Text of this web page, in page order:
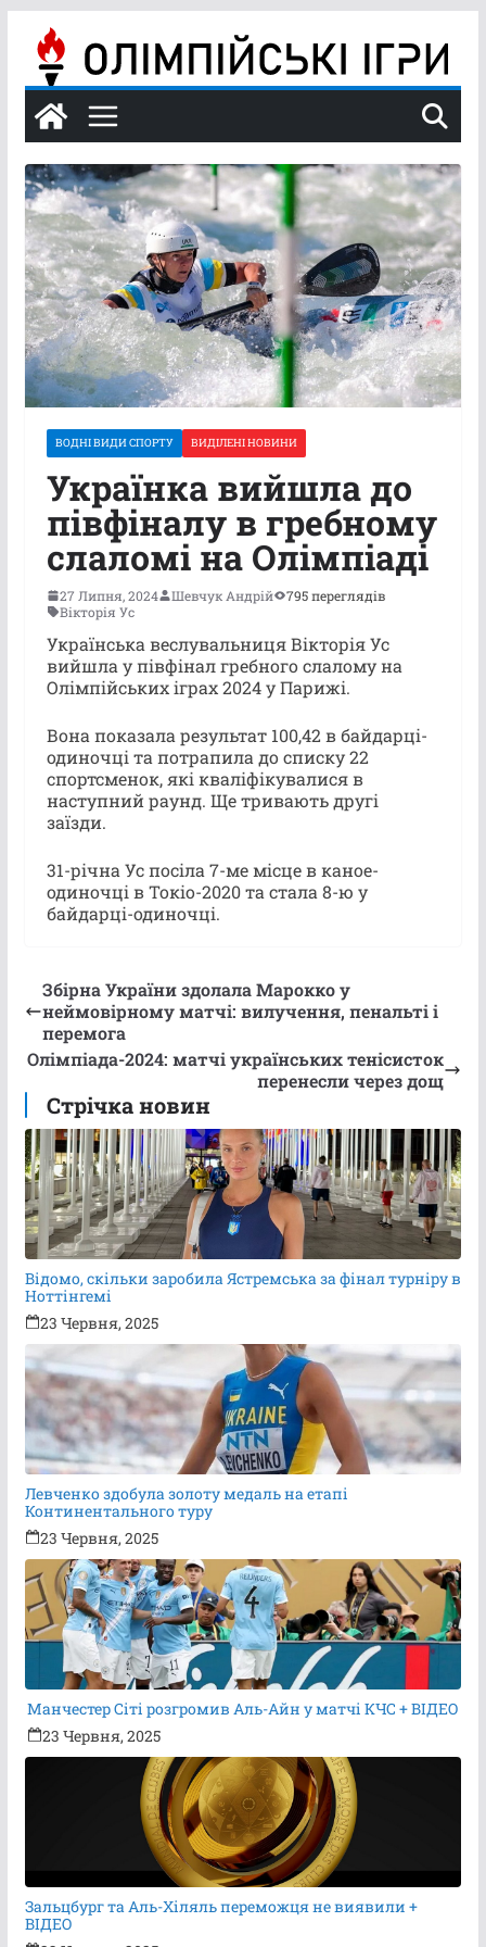
вмісту
ВОДНІ ВИДИ СПОРТУ ВИДІЛЕНІ НОВИНИ
Українка вийшла до
півфіналу в гребному
слаломі на Олімпіаді
27 Липня, 2024 Шевчук Андрій
795 переглядів
Вікторія Ус
Українська веслувальниця Вікторія Ус
вийшла у півфінал гребного слалому на
Олімпійських іграх 2024 у Парижі.
Вона показала результат 100,42 в байдарці-
одиночці та потрапила до списку 22
спортсменок, які кваліфікувалися в
наступний раунд. Ще тривають другі
заїзди.
31-річна Ус посіла 7-ме місце в каное-
одиночці в Токіо-2020 та стала 8-ю у
байдарці-одиночці.
Збірна України здолала Марокко у
неймовірному матчі: вилучення, пенальті і
перемога
Олімпіада-2024: матчі українських тенісисток
перенесли через дощ
Стрічка новин
Відомо, скільки заробила Ястремська за фінал турніру в
Ноттінгемі
23 Червня, 2025
Левченко здобула золоту медаль на етапі
Континентального туру
23 Червня, 2025
Манчестер Сіті розгромив Аль-Айн у матчі КЧС + ВІДЕО
23 Червня, 2025
Зальцбург та Аль-Хіляль переможця не виявили +
ВІДЕО